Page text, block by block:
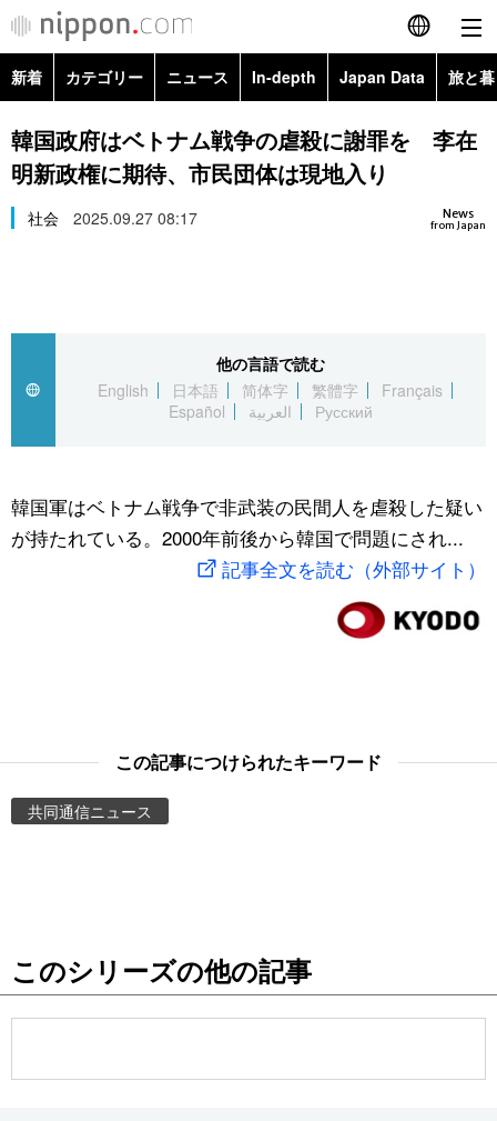
English
简体字
繁體字
Русский
カテゴリー
経済・ビジネス
国際
文化
トップ
アーカイブ
In-depth
Japan Data
動画/Live
お知らせ
新着 カテゴリー ニュース In-depth Japan Data 旅と
政治・外交
経済・ビジネス
スポーツ・東京2020
Topics
韓国政府はベトナム戦争の虐殺に謝罪を 李在
明新政権に期待、市民団体は現地入り
News
from Japan
社会 2025.09.27 08:17
他の言語で読む
English
日本語 简体字 繁體字
Français
Español
العربية Русский
韓国軍はベトナム戦争で非武装の民間人を虐殺した疑い
が持たれている。2000年前後から韓国で問題にされ...
記事全文を読む（外部サイト）
この記事につけられたキーワード
共同通信ニュース
このシリーズの他の記事